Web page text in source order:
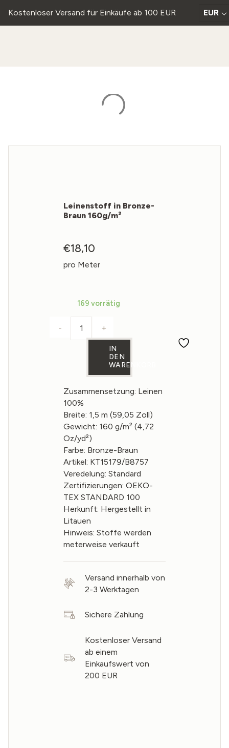
Kostenloser Versand für Einkäufe ab 100 EUR EUR
Leinenstoff in Bronze-
Braun 160g/m²
€18,10
pro Meter
169 vorrätig
Leinenstoff in Bronze-Braun 160g/m²
- +
IN
DEN
WARENKORB
Zusammensetzung: Leinen
100%
Breite: 1,5 m (59,05 Zoll)
Gewicht: 160 g/m² (4,72
Oz/yd²)
Farbe: Bronze-Braun
Artikel: KT15179/B8757
Veredelung: Standard
Zertifizierungen: OEKO-
TEX STANDARD 100
Herkunft: Hergestellt in
Litauen
Hinweis: Stoffe werden
meterweise verkauft
Versand innerhalb von
2-3 Werktagen
Sichere Zahlung
Kostenloser Versand
ab einem
Einkaufswert von
200 EUR